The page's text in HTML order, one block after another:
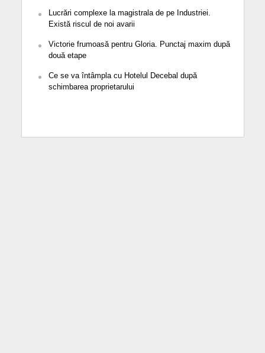
Lucrări complexe la magistrala de pe Industriei.
Există riscul de noi avarii
Victorie frumoasă pentru Gloria. Punctaj maxim după
două etape
Ce se va întâmpla cu Hotelul Decebal după
schimbarea proprietarului